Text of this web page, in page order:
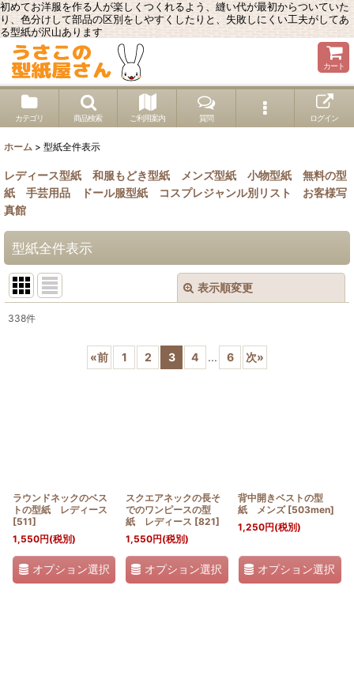
初めてお洋服を作る人が楽しくつくれるよう、縫い代が最初からついていた
り、色分けして部品の区別をしやすくしたりと、失敗しにくい工夫がしてあ
る型紙が沢山あります
カート
カテゴリ 商品検索 ご利用案内 質問 ログイン
ホーム > 型紙全件表示
レディース型紙 和服もどき型紙 メンズ型紙 小物型紙
無料の型
紙
手芸用品 ドール服型紙 コスプレジャンル別リスト
お客様写
真館
型紙全件表示
表示順変更
338件
«前 1 2 3 4 ... 6 次»
ラウンドネックのベス
トの型紙 レディース
[511]
1,550円(税別)
オプション選択
スクエアネックの長そ
でのワンピースの型
紙 レディース [821]
1,550円(税別)
オプション選択
背中開きベストの型
紙 メンズ [503men]
1,250円(税別)
オプション選択